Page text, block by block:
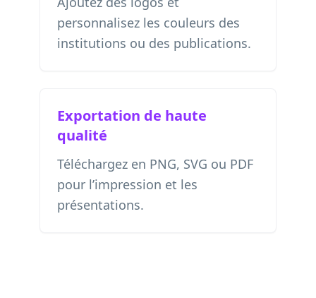
personnalisez les couleurs des
institutions ou des publications.
Exportation de haute
qualité
Téléchargez en PNG, SVG ou PDF
pour l’impression et les
présentations.